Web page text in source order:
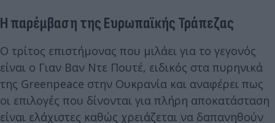
Η παρέμβαση της Ευρωπαϊκής Τράπεζας
Ο τρίτος επιστήμονας που μιλάει για το γεγονός
είναι ο Γιαν Βαν Ντε Πουτέ, ειδικός στα πυρηνικά
της Greenpeace στην Ουκρανία και αναφέρει πως
οι επιλογές που δίνονται για πλήρη αποκατάσταση
είναι ελάχιστες καθώς χρειάζεται να δαπανηθούν